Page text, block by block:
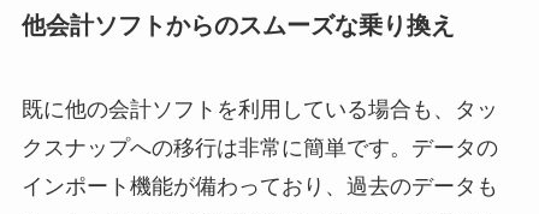
他会計ソフトからのスムーズな乗り換え
既に他の会計ソフトを利用している場合も、タッ
クスナップへの移行は非常に簡単です。データの
インポート機能が備わっており、過去のデータも